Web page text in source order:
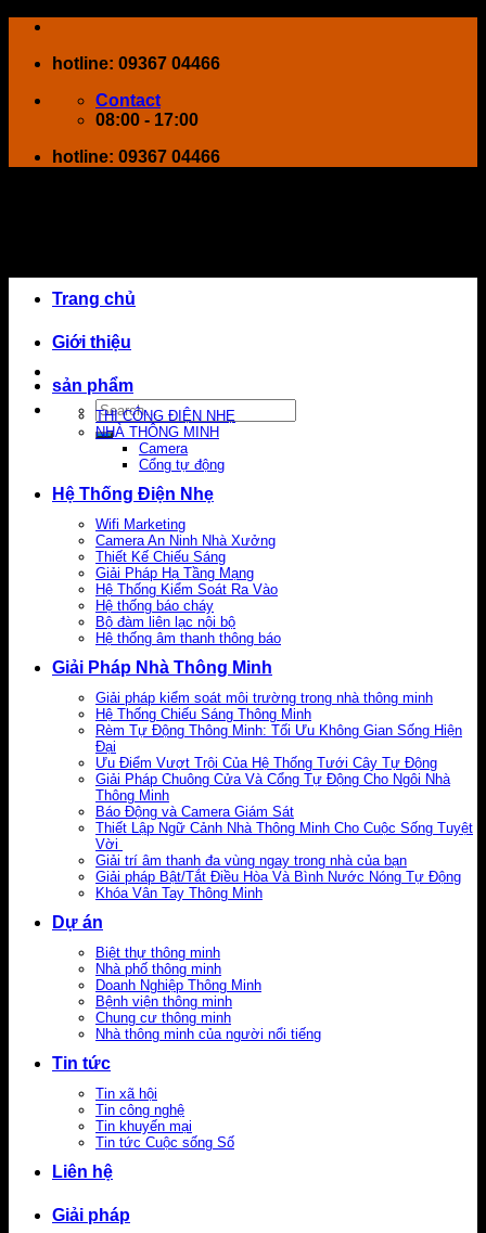
Skip
contenthotline: 09367 04466
Contact
08:00 - 17:00
hotline: 09367 04466
Search
for:
Trang chủ
Giới thiệu
sản phẩm
THI CÔNG ĐIỆN NHẸ
NHÀ THÔNG MINH
Camera
Cổng tự động
Hệ Thống Điện Nhẹ
Wifi Marketing
Camera An Ninh Nhà Xưởng
Thiết Kế Chiếu Sáng
Giải Pháp Hạ Tầng Mạng
Hệ Thống Kiểm Soát Ra Vào
Hệ thống báo cháy
Bộ đàm liên lạc nội bộ
Hệ thống âm thanh thông báo
Giải Pháp Nhà Thông Minh
Giải pháp kiểm soát môi trường trong nhà thông minh
Hệ Thống Chiếu Sáng Thông Minh
Rèm Tự Động Thông Minh: Tối Ưu Không Gian Sống Hiện
Đại
Ưu Điểm Vượt Trội Của Hệ Thống Tưới Cây Tự Động
Giải Pháp Chuông Cửa Và Cổng Tự Động Cho Ngôi Nhà
Thông Minh
Báo Động và Camera Giám Sát
Thiết Lập Ngữ Cảnh Nhà Thông Minh Cho Cuộc Sống Tuyệt
Vời
Giải trí âm thanh đa vùng ngay trong nhà của bạn
Giải pháp Bật/Tắt Điều Hòa Và Bình Nước Nóng Tự Động
Khóa Vân Tay Thông Minh
Dự án
Biệt thự thông minh
Nhà phố thông minh
Doanh Nghiệp Thông Minh
Bệnh viện thông minh
Chung cư thông minh
Nhà thông minh của người nổi tiếng
Tin tức
Tin xã hội
Tin công nghệ
Tin khuyến mại
Tin tức Cuộc sống Số
Liên hệ
Giải pháp